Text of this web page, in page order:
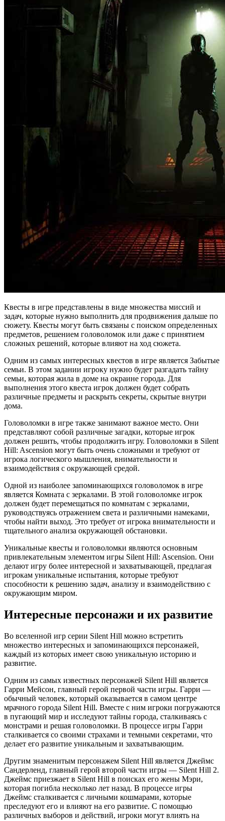
Квесты в игре представлены в виде множества миссий и
задач, которые нужно выполнить для продвижения дальше по
сюжету. Квесты могут быть связаны с поиском определенных
предметов, решением головоломок или даже с принятием
сложных решений, которые влияют на ход сюжета.
Одним из самых интересных квестов в игре является Забытые
семьи. В этом задании игроку нужно будет разгадать тайну
семьи, которая жила в доме на окраине города. Для
выполнения этого квеста игрок должен будет собрать
различные предметы и раскрыть секреты, скрытые внутри
дома.
Головоломки в игре также занимают важное место. Они
представляют собой различные загадки, которые игрок
должен решить, чтобы продолжить игру. Головоломки в Silent
Hill: Ascension могут быть очень сложными и требуют от
игрока логического мышления, внимательности и
взаимодействия с окружающей средой.
Одной из наиболее запоминающихся головоломок в игре
является Комната с зеркалами. В этой головоломке игрок
должен будет перемещаться по комнатам с зеркалами,
руководствуясь отражением света и различными намеками,
чтобы найти выход. Это требует от игрока внимательности и
тщательного анализа окружающей обстановки.
Уникальные квесты и головоломки являются основным
привлекательным элементом игры Silent Hill: Ascension. Они
делают игру более интересной и захватывающей, предлагая
игрокам уникальные испытания, которые требуют
способности к решению задач, анализу и взаимодействию с
окружающим миром.
Интересные персонажи и их развитие
Во вселенной игр серии Silent Hill можно встретить
множество интересных и запоминающихся персонажей,
каждый из которых имеет свою уникальную историю и
развитие.
Одним из самых известных персонажей Silent Hill является
Гарри Мейсон, главный герой первой части игры. Гарри —
обычный человек, который оказывается в самом центре
мрачного города Silent Hill. Вместе с ним игроки погружаются
в пугающий мир и исследуют тайны города, сталкиваясь с
монстрами и решая головоломки. В процессе игры Гарри
сталкивается со своими страхами и темными секретами, что
делает его развитие уникальным и захватывающим.
Другим знаменитым персонажем Silent Hill является Джеймс
Сандерленд, главный герой второй части игры — Silent Hill 2.
Джеймс приезжает в Silent Hill в поисках его жены Мэри,
которая погибла несколько лет назад. В процессе игры
Джеймс сталкивается с личными кошмарами, которые
преследуют его и влияют на его развитие. С помощью
различных выборов и действий, игроки могут влиять на